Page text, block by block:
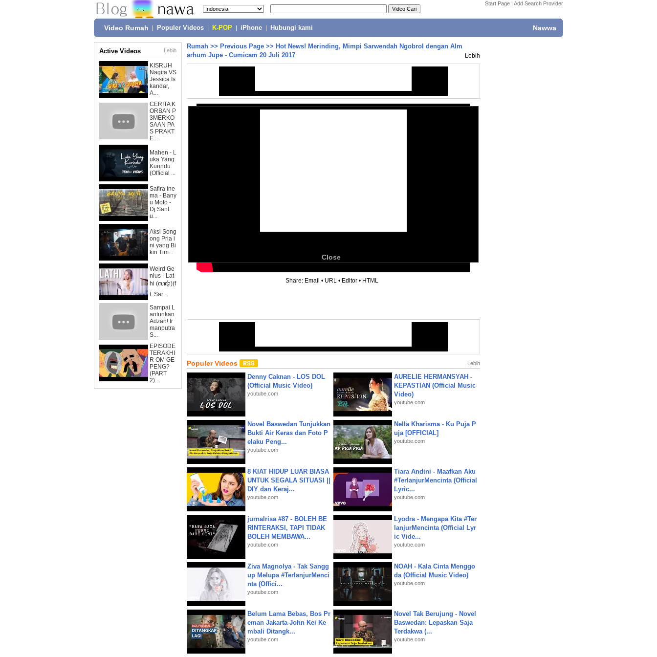
Start Page | Add Search Provider
Video Rumah Populer Videos K-POP iPhone Hubungi kami Nawwa
Active Videos Lebih
KISRUH
Nagita VS
Jessica Is
kandar,
A...
CERITA K
ORBAN P
3MERKO
SAAN PA
S PRAKT
E...
Mahen - L
uka Yang
Kurindu
(Official ...
Safira Ine
ma - Bany
u Moto -
Dj Sant
u...
Aksi Song
ong Pria i
ni yang Bi
kin Tim...
Weird Ge
nius - Lat
hi (ꦭꦛꦶ)(f
t. Sar...
Sampai L
antunkan
Adzan! Ir
manputra
S...
EPISODE
TERAKHI
R OM GE
PENG?
(PART
2)...
Rumah >> Previous Page >> Hot News! Merinding, Mimpi Sarwendah Ngobrol dengan Alm
arhum Jupe - Cumicam 20 Juli 2017
Lebih
Close
Share: Email • URL • Editor • HTML
Populer Videos Lebih
Denny Caknan - LOS DOL
(Official Music Video)
youtube.com
AURELIE HERMANSYAH -
KEPASTIAN (Official Music
Video)
youtube.com
Novel Baswedan Tunjukkan
Bukti Air Keras dan Foto P
elaku Peng...
youtube.com
Nella Kharisma - Ku Puja P
uja [OFFICIAL]
youtube.com
8 KIAT HIDUP LUAR BIASA
UNTUK SEGALA SITUASI ||
DIY dan Keraj...
youtube.com
Tiara Andini - Maafkan Aku
#TerlanjurMencinta (Official
Lyric...
youtube.com
jurnalrisa #87 - BOLEH BE
RINTERAKSI, TAPI TIDAK
BOLEH MEMBAWA...
youtube.com
Lyodra - Mengapa Kita #Ter
lanjurMencinta (Official Lyr
ic Vide...
youtube.com
Ziva Magnolya - Tak Sangg
up Melupa #TerlanjurMenci
nta (Offici...
youtube.com
NOAH - Kala Cinta Menggo
da (Official Music Video)
youtube.com
Belum Lama Bebas, Bos Pr
eman Jakarta John Kei Ke
mbali Ditangk...
youtube.com
Novel Tak Berujung - Novel
Baswedan: Lepaskan Saja
Terdakwa (...
youtube.com